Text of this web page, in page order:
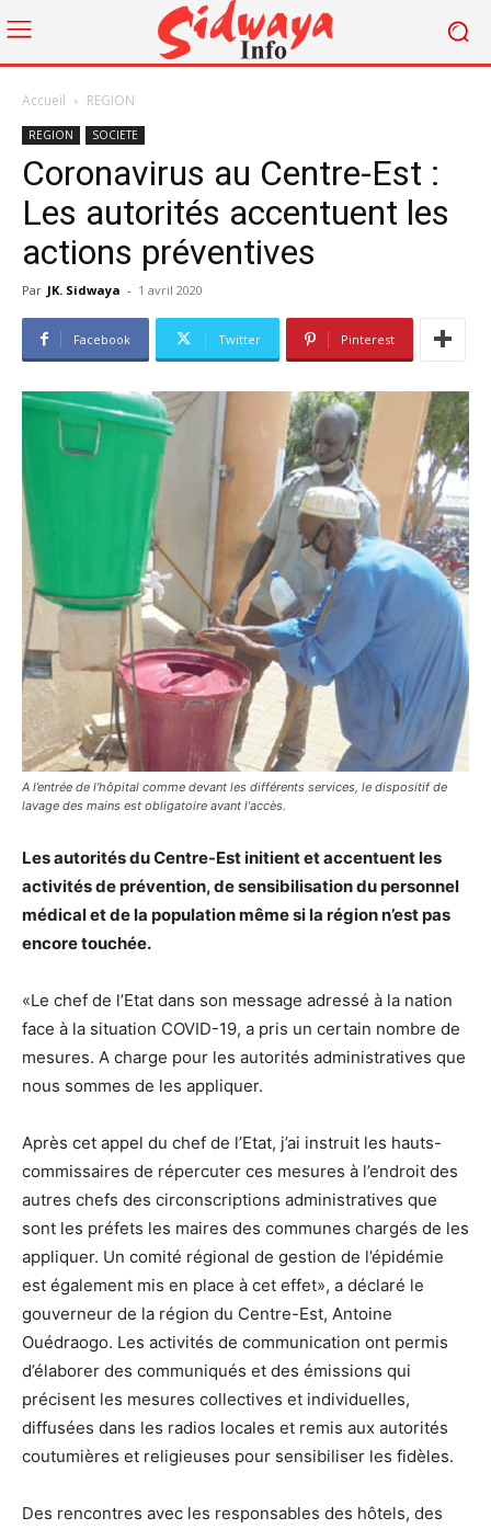
Accueil REGION
REGION SOCIETE
Coronavirus au Centre-Est :
Les autorités accentuent les
actions préventives
Par JK. Sidwaya - 1 avril 2020
Facebook Twitter Pinterest
A l’entrée de l’hôpital comme devant les différents services, le dispositif de
lavage des mains est obligatoire avant l'accès.
Les autorités du Centre-Est initient et accentuent les
activités de prévention, de sensibilisation du personnel
médical et de la population même si la région n’est pas
encore touchée.
«Le chef de l’Etat dans son message adressé à la nation
face à la situation COVID-19, a pris un certain nombre de
mesures. A charge pour les autorités administratives que
nous sommes de les appliquer.
Après cet appel du chef de l’Etat, j’ai instruit les hauts-
commissaires de répercuter ces mesures à l’endroit des
autres chefs des circonscriptions administratives que
sont les préfets les maires des communes chargés de les
appliquer. Un comité régional de gestion de l’épidémie
est également mis en place à cet effet», a déclaré le
gouverneur de la région du Centre-Est, Antoine
Ouédraogo. Les activités de communication ont permis
d’élaborer des communiqués et des émissions qui
précisent les mesures collectives et individuelles,
diffusées dans les radios locales et remis aux autorités
coutumières et religieuses pour sensibiliser les fidèles.
Des rencontres avec les responsables des hôtels, des